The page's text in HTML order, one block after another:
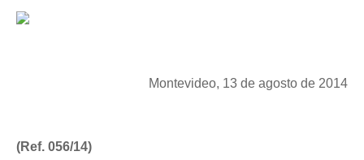
Montevideo, 13 de agosto de 2014
(Ref. 056/14)